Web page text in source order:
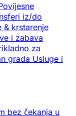
iz/do
& krstarenje
i zabava
za
grada Usluge i
bez čekanja u